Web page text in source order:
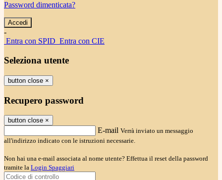
Password dimenticata?
-
Entra con SPID Entra con CIE
Seleziona utente
button close ×
Recupero password
button close ×
E-mail Verrà inviato un messaggio
all'indirizzo indicato con le istruzioni necessarie.
Non hai una e-mail associata al nome utente? Effettua il reset della password
tramite la Login Spaggiari